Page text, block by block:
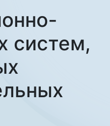
систем,